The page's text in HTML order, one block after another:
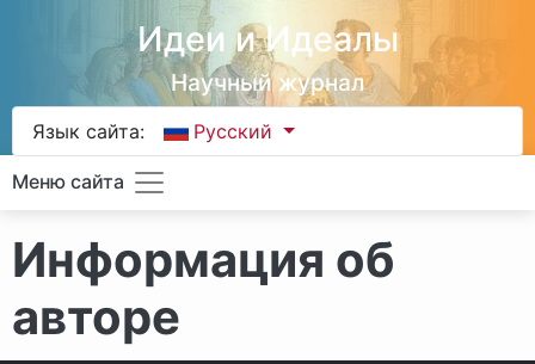
Идеи и Идеалы
Научный журнал
Язык сайта: Русский
Меню сайта
Информация об
авторе